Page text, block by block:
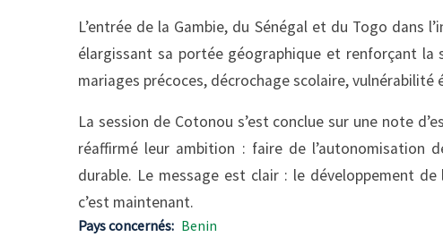
L’entrée de la Gambie, du Sénégal et du Togo dans
élargissant sa portée géographique et renforçant
mariages précoces, décrochage scolaire, vulnérabilité
La session de Cotonou s’est conclue sur une note
réaffirmé leur ambition : faire de l’autonomisation
durable. Le message est clair : le développement de
c’est maintenant.
Pays concernés Benin